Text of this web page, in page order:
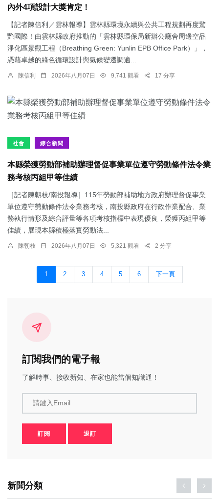
內外4項設計大獎肯定！
【記者陳信利／雲林報導】雲林縣環境永續與公共工程規劃再度驚
艷國際！由雲林縣政府推動的「雲林縣環保局新辦公廳舍周邊空品
淨化區景觀工程（Breathing Green: Yunlin EPB Office Park）」，
憑藉卓越的綠色循環設計與氣候變遷調適...
陳信利 2026年八月07日 9,741 觀看 17 分享
社會 綜合新聞
本縣榮獲勞動部補助辦理督促事業單位遵守勞動條件法令業
務考核丙組甲等佳績
［記者陳朝枝/南投報導］115年勞動部補助地方政府辦理督促事業
單位遵守勞動條件法令業務考核，南投縣政府在行政作業配合、業
務執行情形及綜合評量等各項考核指標中表現優良，榮獲丙組甲等
佳績，展現本縣積極落實勞動法...
陳朝枝 2026年八月07日 5,321 觀看 2 分享
1 2 3 4 5 6 下一頁
訂閱我們的電子報
了解時事、接收新知、在家也能當個知識通！
請鍵入Email
訂閱 退訂
新聞分類